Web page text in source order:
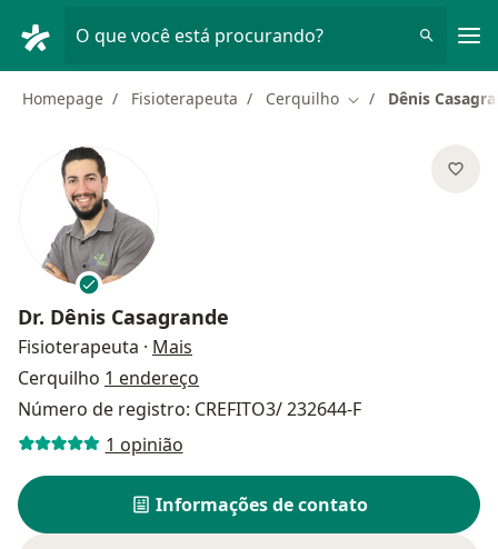
O que você está procurando?
Homepage Fisioterapeuta Cerquilho Mudar de cidade
Dênis
Dr. Dênis Casagrande
Fisioterapeuta · Mais
Cerquilho 1 endereço
Número de registro: CREFITO3/ 232644-F
1 opinião
Informações de contato